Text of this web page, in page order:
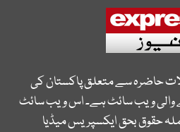
حاضرہ سے متعلق پاکستان کی
والی ویب سائٹ ہے۔ اس ویب سائٹ
حقوق بحق ایکسپریس میڈیا